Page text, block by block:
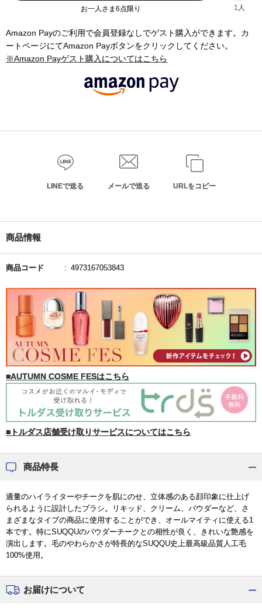
お一人さま6点限り 1人
Amazon Payのご利用で会員登録なしでゲスト購入ができます。カ
ートページにてAmazon Payボタンをクリックしてください。
※Amazon Payゲスト購入についてはこちら
LINEで送る メールで送る URLをコピー
商品情報
商品コード 4973167053843
■AUTUMN COSME FESはこちら
■トルダス店舗受け取りサービスについてはこちら
商品特長
適量のハイライターやチークを肌にのせ、立体感のある顔印象に仕上げ
られるように設計したブラシ。リキッド、クリーム、パウダーなど、さ
まざまなタイプの商品に使用することができ、オールマイティに使える1
本です。特にSUQQUのパウダーチークとの相性が良く、きれいな艶感を
演出します。毛のやわらかさが特長的なSUQQU史上最高級品質人工毛
100%使用。
お届けについて